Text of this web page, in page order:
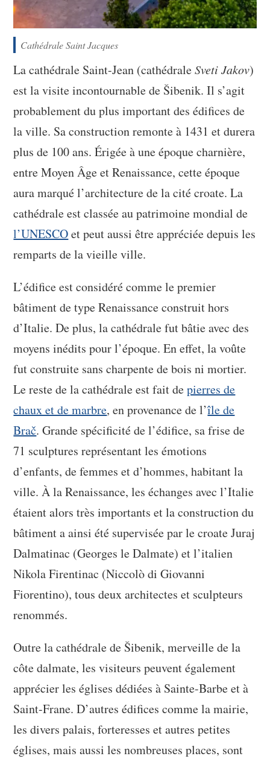
Cathédrale Saint Jacques
La cathédrale Saint-Jean (cathédraleSveti Jakov)
est la visite incontournable de Šibenik. Il s’agit
probablement du plus important des édifices de
la ville. Sa construction remonte à 1431 et durera
plus de 100 ans. Érigée à une époque charnière,
entre Moyen Âge et Renaissance, cette époque
aura marqué l’architecture de la cité croate. La
cathédrale est classée au patrimoine mondial de
l’UNESCOet peut aussi être appréciée depuis les
remparts de la vieille ville.
L’édifice est considéré comme le premier
bâtiment de type Renaissance construit hors
d’Italie. De plus, la cathédrale fut bâtie avec des
moyens inédits pour l’époque. En effet, la voûte
fut construite sans charpente de bois ni mortier.
Le reste de la cathédrale est fait depierres de
chaux et de marbre, en provenance de l’île de
Brač. Grande spécificité de l’édifice, sa frise de
71 sculptures représentant les émotions
d’enfants, de femmes et d’hommes, habitant la
ville. À la Renaissance, les échanges avec l’Italie
étaient alors très importants et la construction du
bâtiment a ainsi été supervisée par le croate Juraj
Dalmatinac (Georges le Dalmate) et l’italien
Nikola Firentinac (Niccolò di Giovanni
Fiorentino), tous deux architectes et sculpteurs
renommés.
Outre la cathédrale de Šibenik, merveille de la
côte dalmate, les visiteurs peuvent également
apprécier les églises dédiées à Sainte-Barbe et à
Saint-Frane. D’autres édifices comme la mairie,
les divers palais, forteresses et autres petites
églises, mais aussi les nombreuses places, sont